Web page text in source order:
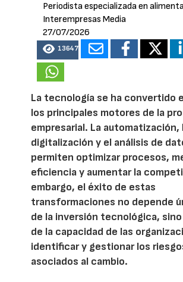
Periodista especializada en
Interempresas Media
27/07/2026
13647
La tecnología se ha convertido
los principales motores de la
empresarial. La automatización,
digitalización y el análisis de
permiten optimizar procesos,
eficiencia y aumentar la
embargo, el éxito de estas
transformaciones no depende
de la inversión tecnológica,
de la capacidad de las
identificar y gestionar los
asociados al cambio.